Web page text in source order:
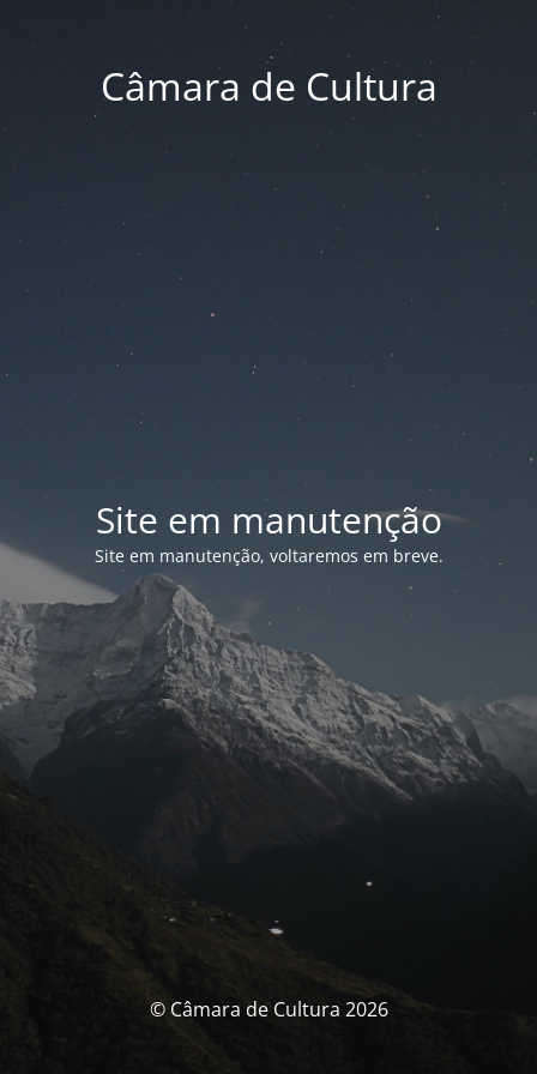
Câmara de Cultura
Site em manutenção
Site em manutenção, voltaremos em breve.
© Câmara de Cultura 2026